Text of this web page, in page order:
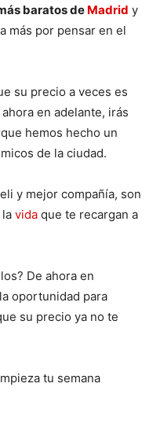
baratos de Madrid y
más por pensar en el
su precio a veces es
en adelante, irás
hemos hecho un
de la ciudad.
y mejor compañía, son
vida que te recargan a
De ahora en
oportunidad para
su precio ya no te
tu semana